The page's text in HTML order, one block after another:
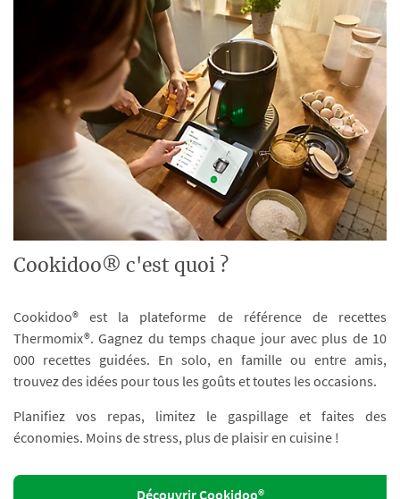
Cookidoo® c'est quoi ?
Cookidoo® est la plateforme de référence de recettes
Thermomix®. Gagnez du temps chaque jour avec plus de 10
000 recettes guidées. En solo, en famille ou entre amis,
trouvez des idées pour tous les goûts et toutes les occasions.
Planifiez vos repas, limitez le gaspillage et faites des
économies. Moins de stress, plus de plaisir en cuisine !
Découvrir Cookidoo®